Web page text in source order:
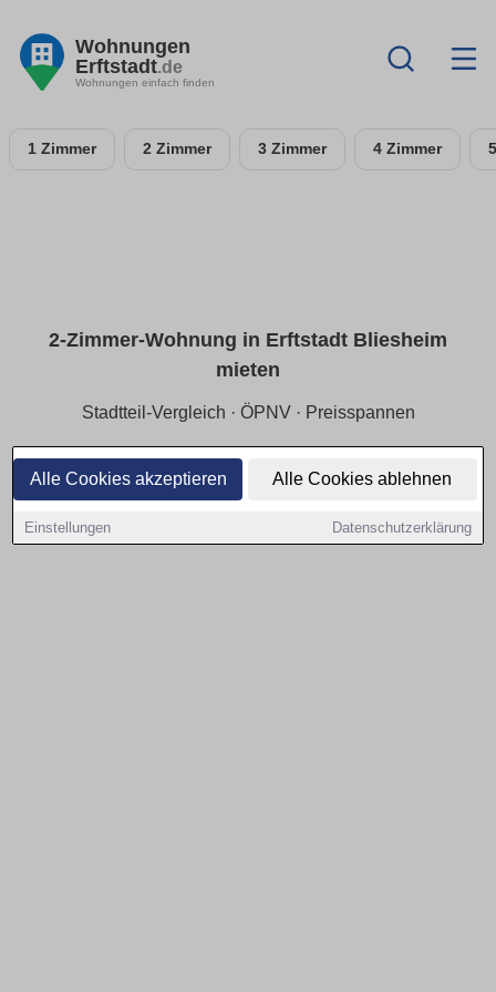
Alle Cookies akzeptieren Alle Cookies ablehnen
Einstellungen Datenschutzerklärung
Wohnungen
Erftstadt.de
Wohnungen einfach finden
1 Zimmer 2 Zimmer 3 Zimmer 4 Zimmer
2-Zimmer-Wohnung in Erftstadt Bliesheim
mieten
Stadtteil-Vergleich · ÖPNV · Preisspannen
In Erftstadt Bliesheim entspannt suchen: richtige Mikrolage
finden, Wege kurz halten und die passende Preisspanne
wählen.